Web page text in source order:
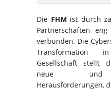
Die FHM ist durch
Partnerschaften
verbunden. Die
Transformation
Gesellschaft stellt
neue und
Herausforderungen,